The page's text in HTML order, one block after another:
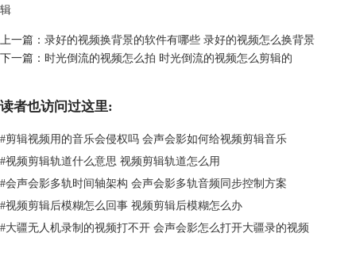
第一组（开心→棺材→冷漠）
可以理解为：开心的男主在得知好朋友去世的消息后，心情瞬间变得沮丧
了起来。
第二组（冷漠→异性→开心）
可以理解为：
沮丧的男主
在好朋友的葬礼上，偶遇了头戴黑纱的梦中女神
辑
上一篇： 录好的视频换背景的软件有哪些 录好的视频怎么换背景
下一篇： 时光倒流的视频怎么拍 时光倒流的视频怎么剪辑的
读者也访问过这里:
#剪辑视频用的音乐会侵权吗 会声会影如何给视频剪辑音乐
#视频剪辑轨道什么意思 视频剪辑轨道怎么用
#会声会影多轨时间轴架构 会声会影多轨音频同步控制方案
#视频剪辑后模糊怎么回事 视频剪辑后模糊怎么办
#大疆无人机录制的视频打不开 会声会影怎么打开大疆录的视频